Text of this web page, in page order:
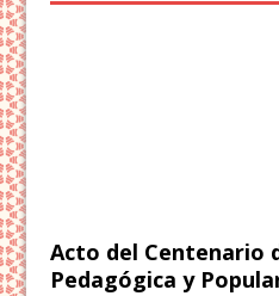
Acto del Centenario
Pedagógica y